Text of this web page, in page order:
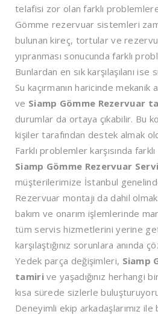
telafisi zor olan farklı
Gömme rezervuar sistemleri
bulunan kireç, tortular ve
yıpranması sonucunda farklı
Bunlardan en sık karşılaşılanı
Su kaçırmanın haricinde mekanik
ve Siamp Gömme Rezervuar
durumlar da ortaya çıkabilir. Bu
kişiler tarafından destek almak
Farklı problemler karşısında
Siamp Gömme Rezervuar
müşterilerimize İstanbul
Rezervuar montajı da dahil
bakım ve onarım işlemlerinde
tüm servis hizmetlerini yerine
karşılaştığınız sorunlara anında
Yedek parça değişimleri, Siamp
tamirive yaşadığınız herhangi
kısa sürede sizlerle
Deneyimli ekip arkadaşlarımız